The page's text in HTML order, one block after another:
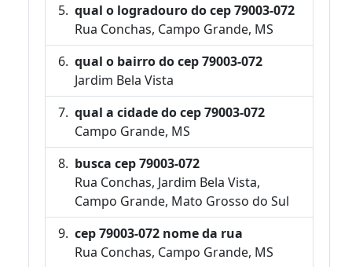
qual o logradouro do cep 79003-072
Rua Conchas, Campo Grande, MS
qual o bairro do cep 79003-072
Jardim Bela Vista
qual a cidade do cep 79003-072
Campo Grande, MS
busca cep 79003-072
Rua Conchas, Jardim Bela Vista,
Campo Grande, Mato Grosso do Sul
cep 79003-072 nome da rua
Rua Conchas, Campo Grande, MS